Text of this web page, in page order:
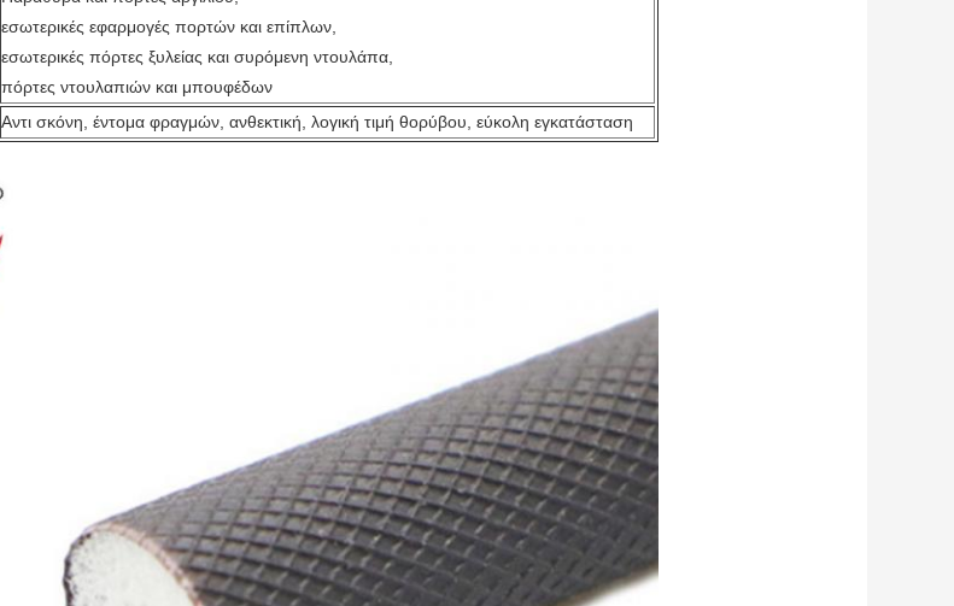
εσωτερικές εφαρμογές πορτών και επίπλων,
εσωτερικές πόρτες ξυλείας και συρόμενη ντουλάπα,
πόρτες ντουλαπιών και μπουφέδων
Αντι σκόνη, έντομα φραγμών, ανθεκτική, λογική τιμή θορύβου, εύκολη εγκατάσταση